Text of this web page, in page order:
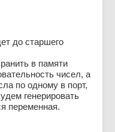
до старшего
в памяти
чисел, а
по одному в порт,
генерировать
переменная.